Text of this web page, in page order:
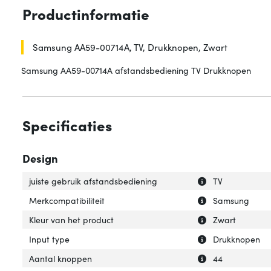
Productinformatie
Samsung AA59-00714A, TV, Drukknopen, Zwart
Samsung AA59-00714A afstandsbediening TV Drukknopen
Specificaties
Design
Uitleg over
Verberg uitleg
juiste gebruik afstandsbediening
TV
Uitleg over
Verberg uitleg
Merkcompatibiliteit
Samsung
Uitleg over
Verberg uitleg
Kleur van het product
Zwart
Uitleg over 'Input
Verberg uitleg
Input type
Drukknopen
Uitleg over
Verberg uitleg
Aantal knoppen 44